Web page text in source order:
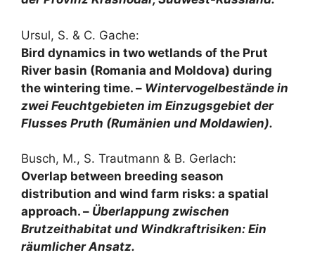
Ursul, S. & C. Gache:
Bird dynamics in two wetlands of the Prut
River basin (Romania and Moldova) during
the wintering time. – Wintervogelbestände in
zwei Feuchtgebieten im Einzugsgebiet der
Flusses Pruth (Rumänien und Moldawien).
Busch, M., S. Trautmann & B. Gerlach:
Overlap between breeding season
distribution and wind farm risks: a spatial
approach. – Überlappung zwischen
Brutzeithabitat und Windkraftrisiken: Ein
räumlicher Ansatz.